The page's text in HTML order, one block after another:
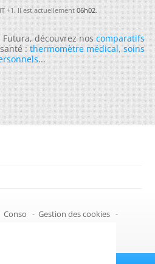
+1. Il est actuellement06h02.
découvrez noscomparatifs
:thermomètre médical,soins
...
Conso - Gestion des cookies -